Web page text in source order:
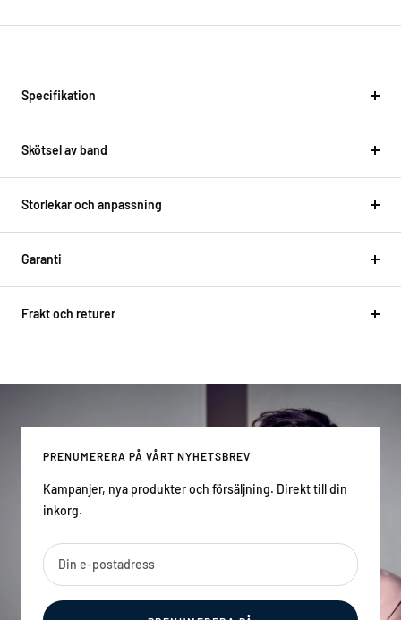
Specifikation
Skötsel av band
Storlekar och anpassning
Garanti
Frakt och returer
PRENUMERERA PÅ VÅRT NYHETSBREV
Kampanjer, nya produkter och försäljning. Direkt till din
inkorg.
Din e-postadress